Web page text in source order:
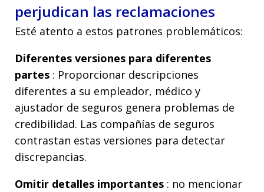
perjudican las reclamaciones
Esté atento a estos patrones problemáticos:
Diferentes versiones para diferentes
partes : Proporcionar descripciones
diferentes a su empleador, médico y
ajustador de seguros genera problemas de
credibilidad. Las compañías de seguros
contrastan estas versiones para detectar
discrepancias.
Omitir detalles importantes : no mencionar